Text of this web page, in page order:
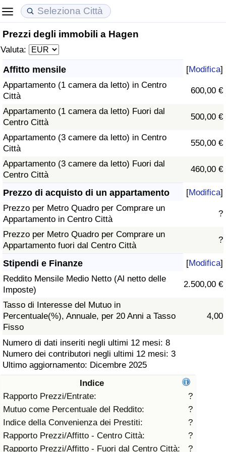
Prezzi degli immobili a Hagen
Valuta:
Affitto mensile [Modifica]
Appartamento (1 camera da letto) in Centro
Città
600,00 €
Appartamento (1 camera da letto) Fuori dal
Centro Città
500,00 €
Appartamento (3 camere da letto) in Centro
Città
550,00 €
Appartamento (3 camere da letto) Fuori dal
Centro Città
460,00 €
Prezzo di acquisto di un appartamento [Modifica]
Prezzo per Metro Quadro per Comprare un
Appartamento in Centro Città
?
Prezzo per Metro Quadro per Comprare un
Appartamento fuori dal Centro Città
?
Stipendi e Finanze [Modifica]
Reddito Mensile Medio Netto (Al netto delle
Imposte)
2.500,00 €
Tasso di Interesse del Mutuo in
Percentuale(%), Annuale, per 20 Anni a Tasso
Fisso
4,00
Numero di dati inseriti negli ultimi 12 mesi: 8
Numero dei contributori negli ultimi 12 mesi: 3
Ultimo aggiornamento: Dicembre 2025
Indice
Rapporto Prezzi/Entrate:
?
Mutuo come Percentuale del Reddito:
?
Indice della Convenienza dei Prestiti:
?
Rapporto Prezzi/Affitto - Centro Città:
?
Rapporto Prezzi/Affitto - Fuori dal Centro Città:
?
Costo della vita
Indice Del Costo Della Vita (corrente)
Indice Del Costo Della Vita
Indice del Costo della Vita per Nazione
ad Aqaba
Prezzi degli immobili
Indice del Prezzo delle Case (Corrente)
Indice del Prezzo delle Case
Indice del Prezzo delle Case per Nazione
Qualità della Vita
Indice della Qualità della Vita
Indice della Qualità della Vita (Corrente)
Indice della qualità della vita per Paese
Criminalità
Indice del Tasso di Criminalità (Corrente)
Indice della Criminalità
Indice di criminalità per paese
Assistenza Sanitaria
Indice dell’Assistenza Sanitaria (Corrente)
Indice dell’Assistenza Sanitaria
Indice dell’Assistenza Sanitaria per
Nazione
Inquinamento
Indice dell’Inquinamento (Corrente)
Indice di inquinamento
Indice dell’Inquinamento per Nazione